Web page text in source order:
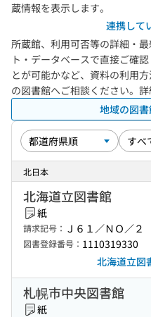
蔵情報を表示します。
連携して
所蔵館、利用可否等の詳細・
ト・データベースで直接ご確
とが可能かなど、資料の利用
の図書館へご相談ください。詳
地域の図
北日本
北海道立図書館
紙
請求記号： Ｊ６１／ＮＯ／２
図書登録番号： 1110319330
北海道立図
札幌市中央図書館
紙